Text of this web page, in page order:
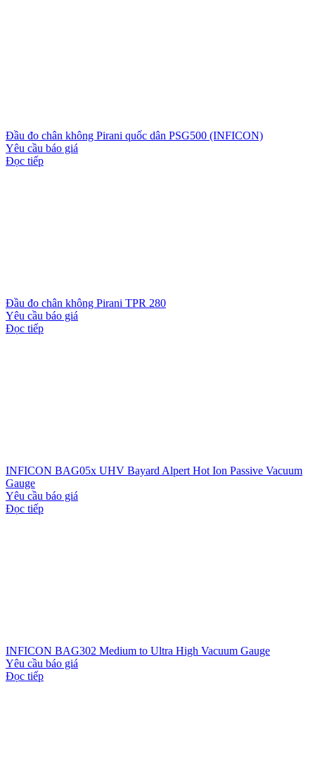
Đầu đo chân không Pirani quốc dân PSG500 (INFICON)
Yêu cầu báo giá
Đọc tiếp
Đầu đo chân không Pirani TPR 280
Yêu cầu báo giá
Đọc tiếp
INFICON BAG05x UHV Bayard Alpert Hot Ion Passive Vacuum
Gauge
Yêu cầu báo giá
Đọc tiếp
INFICON BAG302 Medium to Ultra High Vacuum Gauge
Yêu cầu báo giá
Đọc tiếp